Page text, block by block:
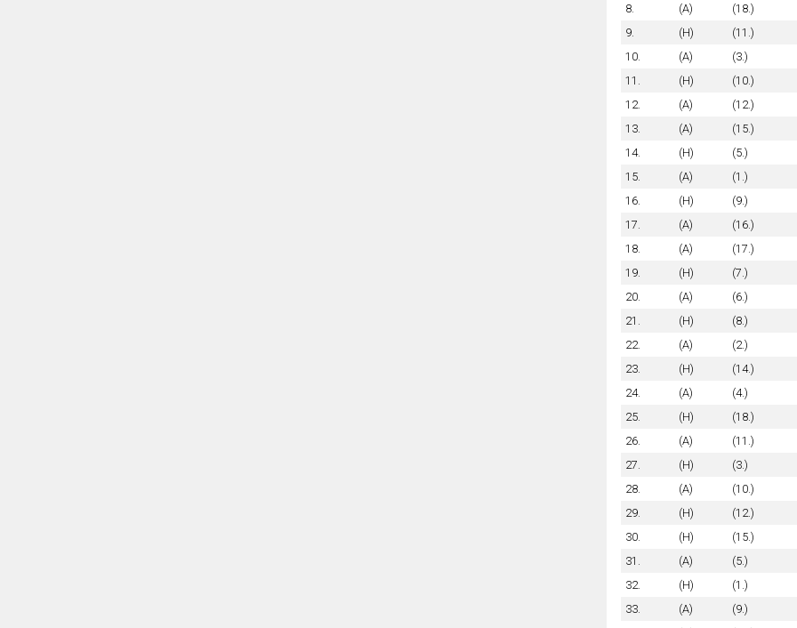
8.
(A) (18.)
9.
(H) (11.)
10.
(A) (3.)
11.
(H) (10.)
12.
(A) (12.)
13.
(A) (15.)
14.
(H) (5.)
15.
(A) (1.)
16.
(H) (9.)
17.
(A) (16.)
18.
(A) (17.)
19.
(H) (7.)
20.
(A) (6.)
21.
(H) (8.)
22.
(A) (2.)
23.
(H) (14.)
24.
(A) (4.)
25.
(H) (18.)
26.
(A) (11.)
27.
(H) (3.)
28.
(A) (10.)
29.
(H) (12.)
30.
(H) (15.)
31.
(A) (5.)
32.
(H) (1.)
33.
(A) (9.)